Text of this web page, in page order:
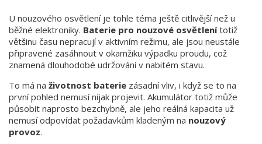
U nouzového osvětlení je tohle téma ještě citlivější než u
běžné elektroniky. Baterie pro nouzové osvětlenítotiž
většinu času nepracují v aktivním režimu, ale jsou neustále
připravené zasáhnout v okamžiku výpadku proudu, což
znamená dlouhodobé udržování v nabitém stavu.
To má na životnost baterie zásadní vliv, i když se to na
první pohled nemusí nijak projevit. Akumulátor totiž může
působit naprosto bezchybně, ale jeho reálná kapacita už
nemusí odpovídat požadavkům kladeným na nouzový
provoz.